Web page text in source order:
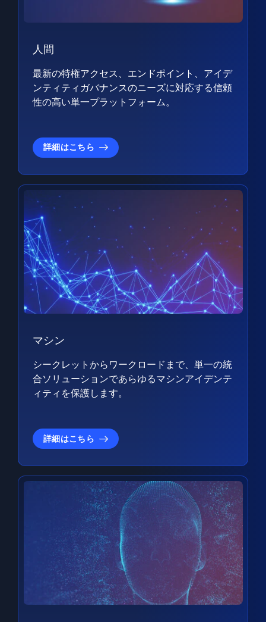
人間
最新の特権アクセス、エンドポイント、アイデ
ンティティガバナンスのニーズに対応する信頼
性の高い単一プラットフォーム。
詳細はこちら
マシン
シークレットからワークロードまで、単一の統
合ソリューションであらゆるマシンアイデンテ
ィティを保護します。
詳細はこちら